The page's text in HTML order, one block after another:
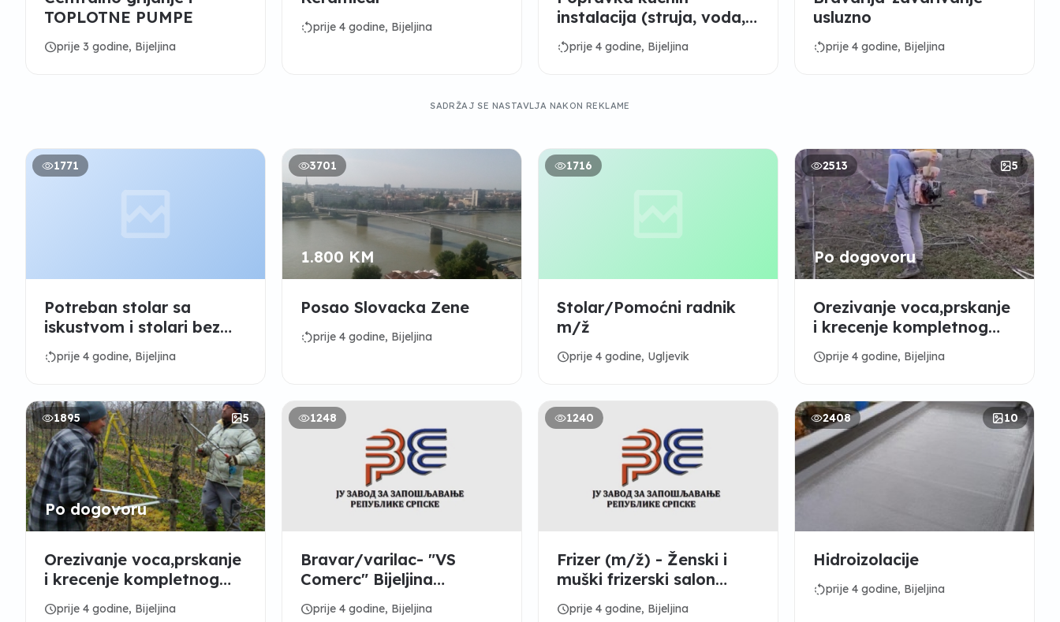
TOPLOTNE PUMPE
scheduleprije 3 godine, Bijeljina
rotate_leftprije 4 godine, Bijeljina
instalacija (struja, voda,
grijanje)
rotate_leftprije 4 godine, Bijeljina
usluzno
rotate_leftprije 4 godine, Bijeljina
SADRŽAJ SE NASTAVLJA NAKON REKLAME
1771
Potreban stolar sa
iskustvom i stolari bez
iskustva
rotate_leftprije 4 godine, Bijeljina
3701
1.800 KM
Posao Slovacka Zene
rotate_leftprije 4 godine, Bijeljina
1716
Stolar/Pomoćni radnik
m/ž
scheduleprije 4 godine, Ugljevik
2513 5
Po dogovoru
Orezivanje voca,prskanje
i krecenje kompletnog
stabla
scheduleprije 4 godine, Bijeljina
1895 5
Po dogovoru
Orezivanje voca,prskanje
i krecenje kompletnog
stabla
scheduleprije 4 godine, Bijeljina
1248
Bravar/varilac- "VS
Comerc" Bijeljina
Patkovača
scheduleprije 4 godine, Bijeljina
1240
Frizer (m/ž) - Ženski i
muški frizerski salon
“CASTING“ Bijeljina
scheduleprije 4 godine, Bijeljina
2408 10
Hidroizolacije
rotate_leftprije 4 godine, Bijeljina